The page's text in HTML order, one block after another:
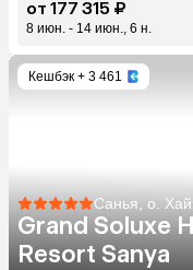
от 177 315 ₽
8 июн. - 14 июн., 6 н.
Кешбэк + 3 461
Санья, о.
Grand Soluxe
Resort Sanya